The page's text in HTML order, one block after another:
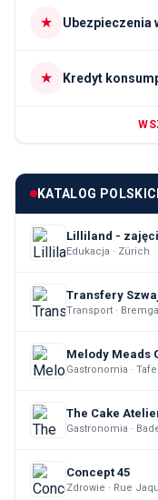
★ Ubezpieczenia
★ Kredyt
KATALOG
Edukacja · Zürich
Transfery
Transport ·
Melody Meads
Gastronomia ·
The Cake
Gastronomia ·
Concept 45
Zdrowie · Rue